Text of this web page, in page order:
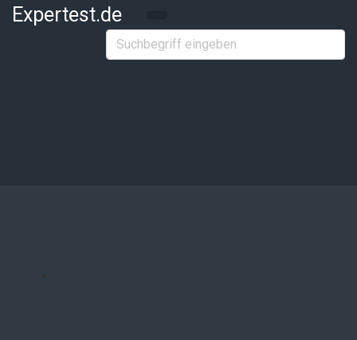
Zum Hauptinhalt springen
Expertest.de